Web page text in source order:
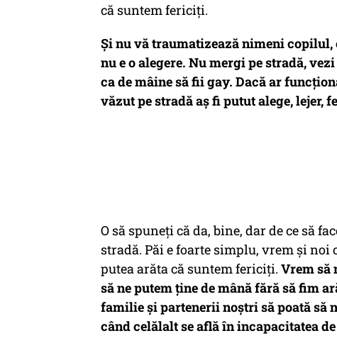
că suntem fericiți.
Și nu vă traumatizează nimeni copilul,
nu e o alegere. Nu mergi pe stradă,
ca de mâine să fii gay. Dacă ar
văzut pe stradă aș fi putut alege, lejer,
O să spuneți că da, bine, dar de ce să
stradă. Păi e foarte simplu, vrem și
putea arăta că suntem fericiți. Vrem să
să ne putem ține de mână fără să fim
familie și partenerii noștri să poată să
când celălalt se află în incapacitatea